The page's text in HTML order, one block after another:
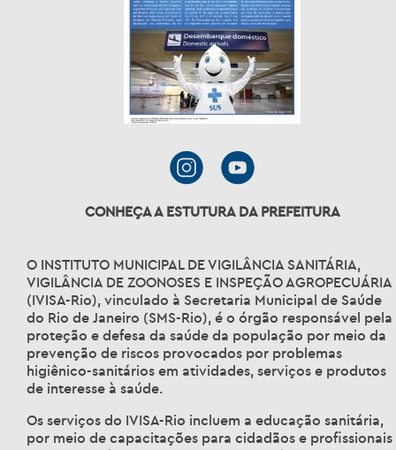
CONHEÇA A ESTUTURA DA PREFEITURA
O INSTITUTO MUNICIPAL DE VIGILÂNCIA SANITÁRIA,
VIGILÂNCIA DE ZOONOSES E INSPEÇÃO AGROPECUÁRIA
(IVISA-Rio), vinculado à Secretaria Municipal de Saúde
do Rio de Janeiro (SMS-Rio), é o órgão responsável pela
proteção e defesa da saúde da população por meio da
prevenção de riscos provocados por problemas
higiênico-sanitários em atividades, serviços e produtos
de interesse à saúde.
Os serviços do IVISA-Rio incluem a educação sanitária,
por meio de capacitações para cidadãos e profissionais